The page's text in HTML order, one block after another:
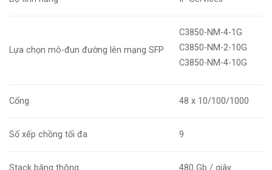
Lựa chọn mô-đun đường lên mạng SFP
C3850-NM-4-1G
C3850-NM-2-10G
C3850-NM-4-10G
Cổng 48 x 10/100/1000
Số xếp chồng tối đa 9
Stack băng thông 480 Gb / giây